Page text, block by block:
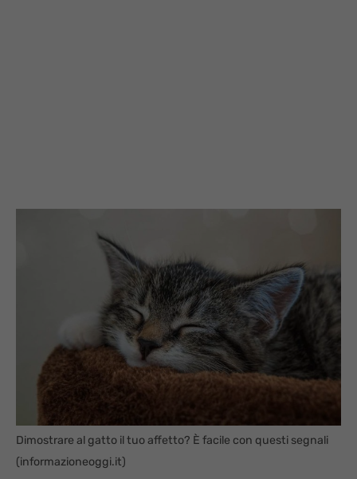
Dimostrare al gatto il tuo affetto? È facile con questi segnali
(informazioneoggi.it)